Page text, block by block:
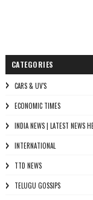
CATEGORIES
CARS & UV'S
ECONOMIC TIMES
INDIA NEWS | LATEST NEWS
INTERNATIONAL
TTD NEWS
TELUGU GOSSIPS